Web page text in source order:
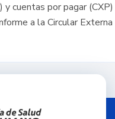
cuentas por pagar (CXP)
a la Circular Externa